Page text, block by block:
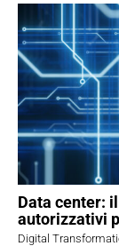
Data center:
autorizzativi
Digital